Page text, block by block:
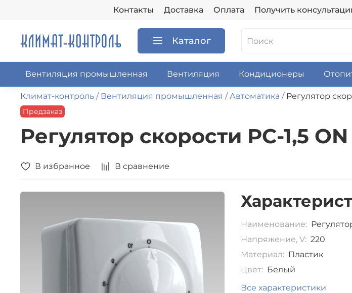
Контакты Доставка Оплата Получить
Каталог
Вентиляция промышленная Вентиляция Кондиционеры
Климат-контроль Вентиляция промышленная Автоматика Регулятор
Предзаказ
Регулятор скорости РС-1,5 ON
В избранное В сравнение
Наименование:
Напряжение, V: 220
Материал: Пластик
Цвет: Белый
Все характеристики